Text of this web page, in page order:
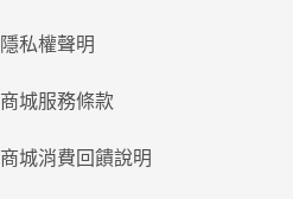
隱私權聲明
商城服務條款
商城消費回饋說明